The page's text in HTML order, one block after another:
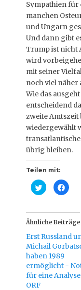
Sympathien für
manchen
und Ungarn
Und dann gibt
Trump ist nicht
wird
mit seiner
noch viel näher
Wie das
entscheidend
zweite Amtszeit
wiedergewählt
übrig bleiben.
Teilen mit:
K
l
,
u
m
ü
b
e
r
T
w
i
t
t
K
l
,
u
m
u
f
F
e
b
o
Ähnliche Beiträge
Erst Russland
Michail
haben 1989
ermöglicht -
für eine
ORF